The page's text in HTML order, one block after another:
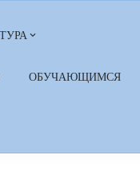
ОБУЧАЮЩИМСЯ